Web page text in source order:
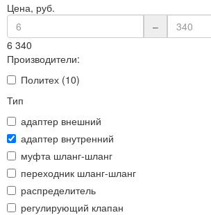
Цена, руб.
–
6 340
Производители:
Политех (10)
Тип
адаптер внешний
адаптер внутренний
муфта шланг-шланг
переходник шланг-шланг
распределитель
регулирующий клапан